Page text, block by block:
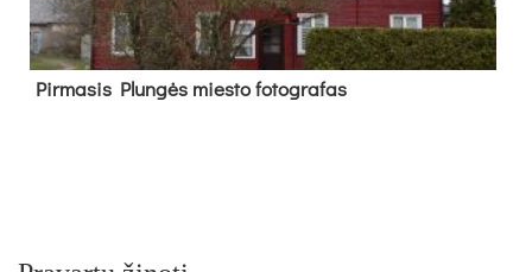
Pir­ma­sis Plun­gės mies­to fo­tog­ra­fas